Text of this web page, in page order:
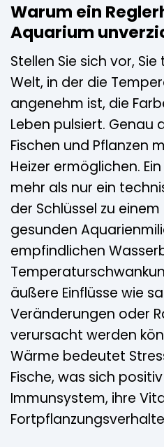
Warum ein
Aquarium
Stellen Sie sich vor,
Welt, in der die
angenehm ist, die
Leben pulsiert. Genau
Fischen und Pflanzen
Heizer ermöglichen.
mehr als nur ein
der Schlüssel zu
gesunden
empfindlichen
äußere Einflüsse wie
Veränderungen oder
verursacht werden
Wärme bedeutet
Fische, was sich
Immunsystem, ihre